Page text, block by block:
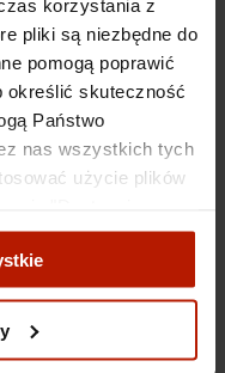
korzystania z
pliki są niezbędne do
pomogą poprawić
określić skuteczność
Państwo
nas wszystkich tych
użycie plików
w naszej Polityce